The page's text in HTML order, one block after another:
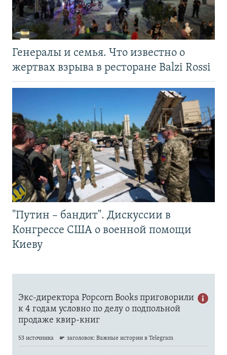
Генералы и семья. Что известно о
жертвах взрыва в ресторане Balzi Rossi
"Путин – бандит". Дискуссии в
Конгрессе США о военной помощи
Киеву